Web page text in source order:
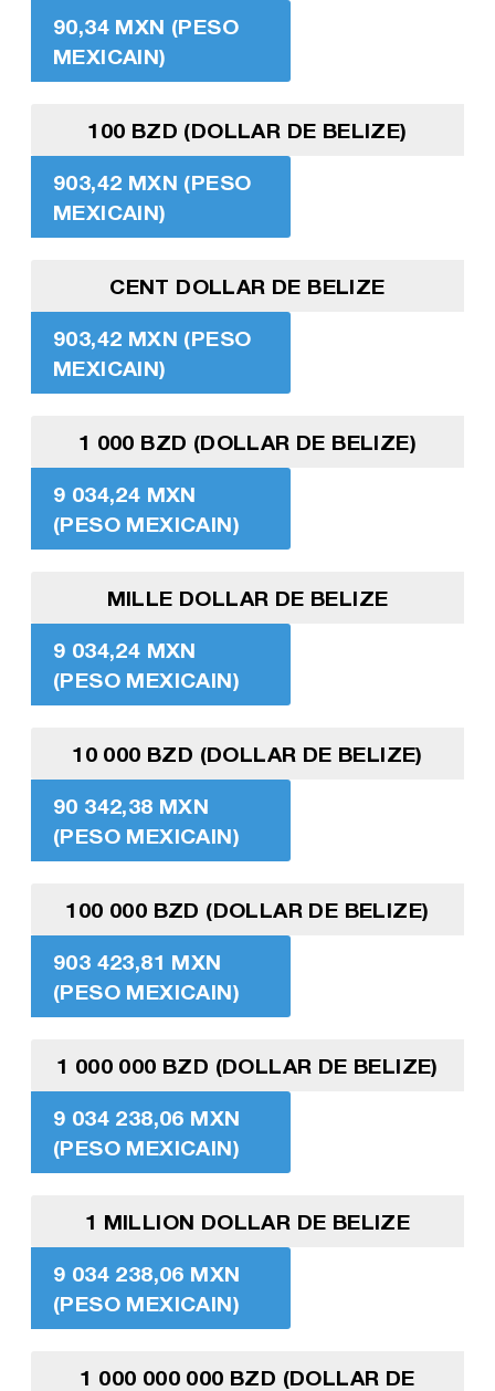
90,34 MXN (PESO
MEXICAIN)
100 BZD (DOLLAR DE BELIZE)
903,42 MXN (PESO
MEXICAIN)
CENT DOLLAR DE BELIZE
903,42 MXN (PESO
MEXICAIN)
1 000 BZD (DOLLAR DE BELIZE)
9 034,24 MXN
(PESO MEXICAIN)
MILLE DOLLAR DE BELIZE
9 034,24 MXN
(PESO MEXICAIN)
10 000 BZD (DOLLAR DE BELIZE)
90 342,38 MXN
(PESO MEXICAIN)
100 000 BZD (DOLLAR DE BELIZE)
903 423,81 MXN
(PESO MEXICAIN)
1 000 000 BZD (DOLLAR DE BELIZE)
9 034 238,06 MXN
(PESO MEXICAIN)
1 MILLION DOLLAR DE BELIZE
9 034 238,06 MXN
(PESO MEXICAIN)
1 000 000 000 BZD (DOLLAR DE